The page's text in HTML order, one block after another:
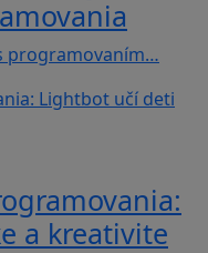
programovaním…
a kreativite